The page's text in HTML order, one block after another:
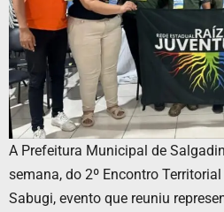
A Prefeitura Municipal de
semana, do 2º Encontro
Sabugi, evento que reuniu